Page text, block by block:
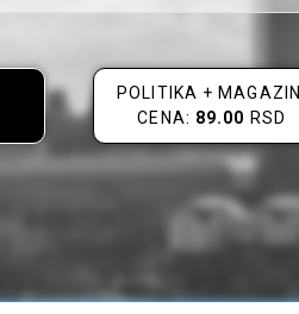
POLITIKA + MAGAZIN
CENA: 89.00 RSD